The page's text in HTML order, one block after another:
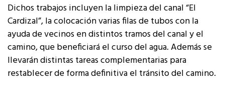
Dichos trabajos incluyen la limpieza del canal “El
Cardizal”, la colocación varias filas de tubos con la
ayuda de vecinos en distintos tramos del canal y el
camino, que beneficiará el curso del agua. Además se
llevarán distintas tareas complementarias para
restablecer de forma definitiva el tránsito del camino.